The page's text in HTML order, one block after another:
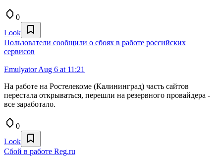
0
Look
Пользователи сообщили о сбоях в работе российских
сервисов
EmulyatorAug 6 at 11:21
На работе на Ростелекоме (Калининград) часть сайтов
перестала открываться, перешли на резервного провайдера -
все заработало.
0
Look
Сбой в работе Reg.ru